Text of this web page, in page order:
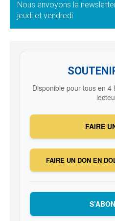
Nous envoyons la
jeudi et vendredi
Disponible pour tous en
FAIRE
FAIRE UN DON EN